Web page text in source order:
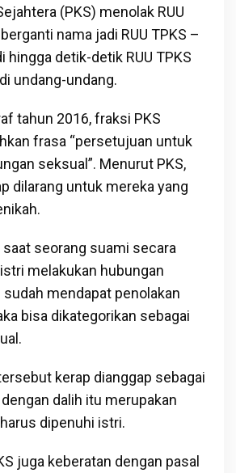
(PKS) menolak RUU
nama jadi RUU TPKS –
hingga detik-detik RUU TPKS
undang-undang.
tahun 2016, fraksi PKS
frasa “persetujuan untuk
seksual”. Menurut PKS,
dilarang untuk mereka yang
saat seorang suami secara
melakukan hubungan
mendapat penolakan
bisa dikategorikan sebagai
kerap dianggap sebagai
dalih itu merupakan
dipenuhi istri.
juga keberatan dengan pasal